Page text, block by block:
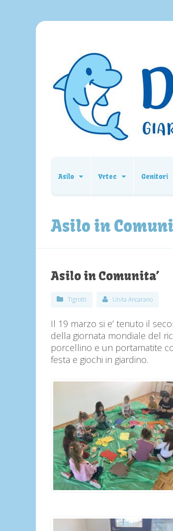
Asilo Vrtec Genitori
Asilo in
Asilo in Comunita’
Tigrotti Unita Ancarano
Il 19 marzo si e’ tenuto il
della giornata mondiale del
porcellino e un portamatite
festa e giochi in giardino.